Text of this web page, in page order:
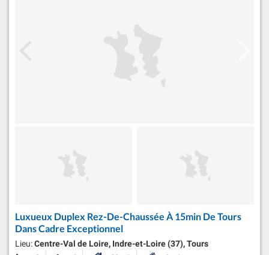
Luxueux Duplex Rez-De-Chaussée À 15min De Tours
Dans Cadre Exceptionnel
Lieu:Centre-Val de Loire, Indre-et-Loire (37), Tours